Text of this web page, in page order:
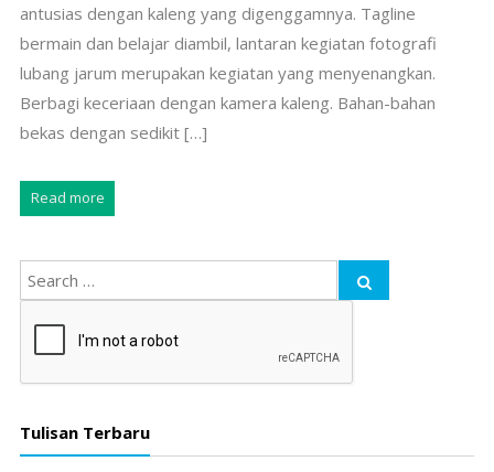
antusias dengan kaleng yang digenggamnya. Tagline
bermain dan belajar diambil, lantaran kegiatan fotografi
lubang jarum merupakan kegiatan yang menyenangkan.
Berbagi keceriaan dengan kamera kaleng. Bahan-bahan
bekas dengan sedikit […]
Read more
Tulisan Terbaru